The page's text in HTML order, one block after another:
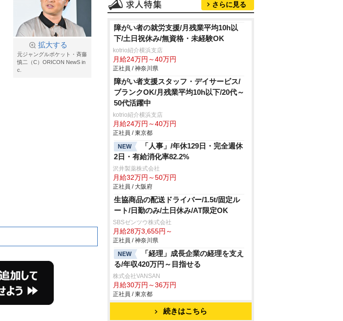
拡大する
元ジャングルポケット・斉藤
慎二（C）ORICON NewS in
c.
さらに見る
障がい者の就労支援/月残業平均10h以
下/土日祝休み/無資格・未経験OK
kotrio紹介横浜支店
月給24万円～40万円
正社員 / 神奈川県
障がい者支援スタッフ・デイサービス/
ブランクOK/月残業平均10h以下/20代～
50代活躍中
kotrio紹介横浜支店
月給24万円～40万円
正社員 / 東京都
NEW
「人事」/年休129日・完全週休
2日・有給消化率82.2%
沢井製薬株式会社
月給32万円～50万円
正社員 / 大阪府
生協商品の配送ドライバー/1.5t/固定ル
ート/日勤のみ/土日休み/AT限定OK
SBSゼンツウ株式会社
月給28万3,655円～
正社員 / 神奈川県
NEW
「経理」成長企業の経理を支え
る/年収420万円～目指せる
株式会社VANSAN
月給30万円～36万円
正社員 / 東京都
続きはこちら